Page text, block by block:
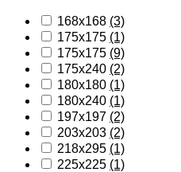
168x168 (3)
175x175 (1)
175х175 (9)
175х240 (2)
180x180 (1)
180x240 (1)
197x197 (2)
203x203 (2)
218х295 (1)
225x225 (1)